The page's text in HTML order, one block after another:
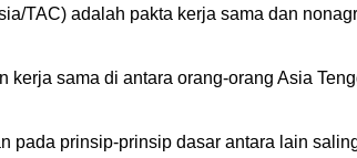
TAC) adalah pakta kerja sama dan
sama di antara orang-orang Asia
pada prinsip-prinsip dasar antara lain